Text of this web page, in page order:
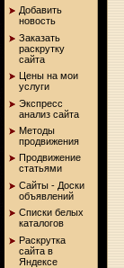
Добавить
новость
Заказать
раскрутку
сайта
Цены на мои
услуги
Экспресс
анализ сайта
Методы
продвижения
Продвижение
статьями
Сайты - Доски
объявлений
Списки белых
каталогов
Раскрутка
сайта в
Яндексе